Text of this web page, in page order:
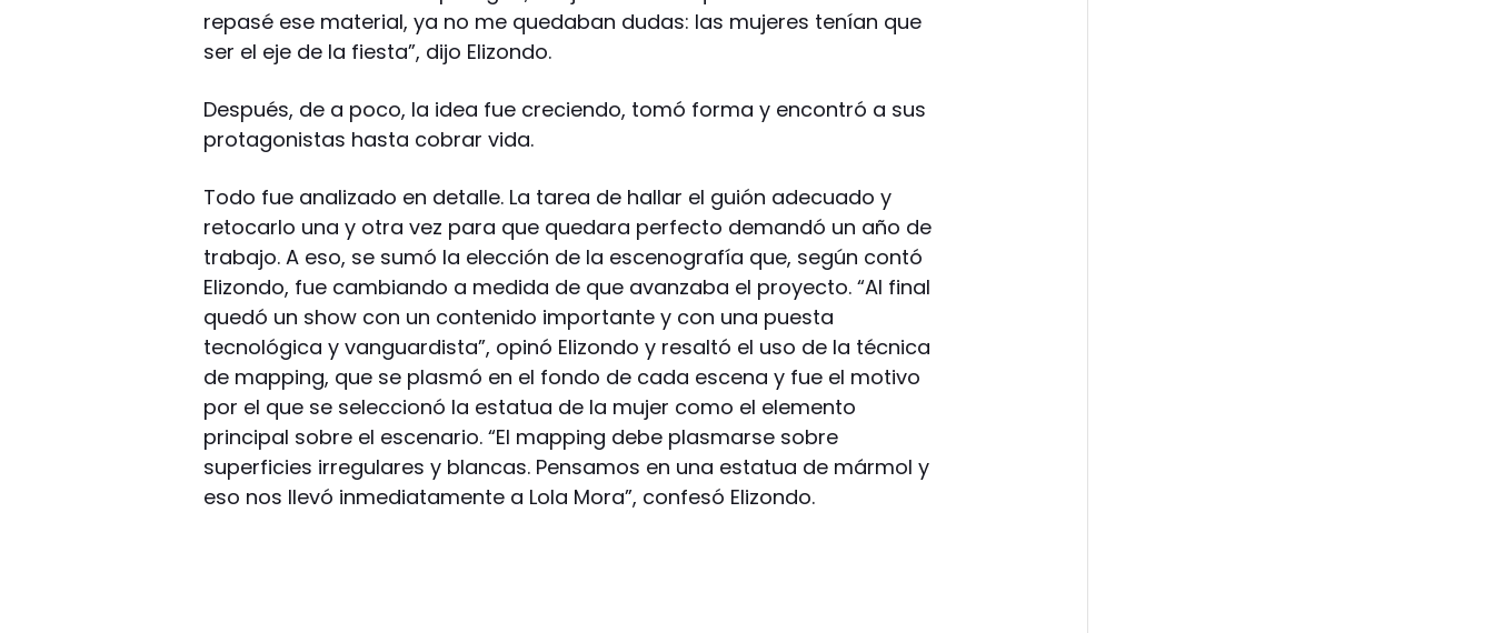
repasé ese material, ya no me quedaban dudas: las mujeres tenían que
ser el eje de la fiesta”, dijo Elizondo.
Después, de a poco, la idea fue creciendo, tomó forma y encontró a sus
protagonistas hasta cobrar vida.
Todo fue analizado en detalle. La tarea de hallar el guión adecuado y
retocarlo una y otra vez para que quedara perfecto demandó un año de
trabajo. A eso, se sumó la elección de la escenografía que, según contó
Elizondo, fue cambiando a medida de que avanzaba el proyecto. “Al final
quedó un show con un contenido importante y con una puesta
tecnológica y vanguardista”, opinó Elizondo y resaltó el uso de la técnica
de mapping, que se plasmó en el fondo de cada escena y fue el motivo
por el que se seleccionó la estatua de la mujer como el elemento
principal sobre el escenario. “El mapping debe plasmarse sobre
superficies irregulares y blancas. Pensamos en una estatua de mármol y
eso nos llevó inmediatamente a Lola Mora”, confesó Elizondo.